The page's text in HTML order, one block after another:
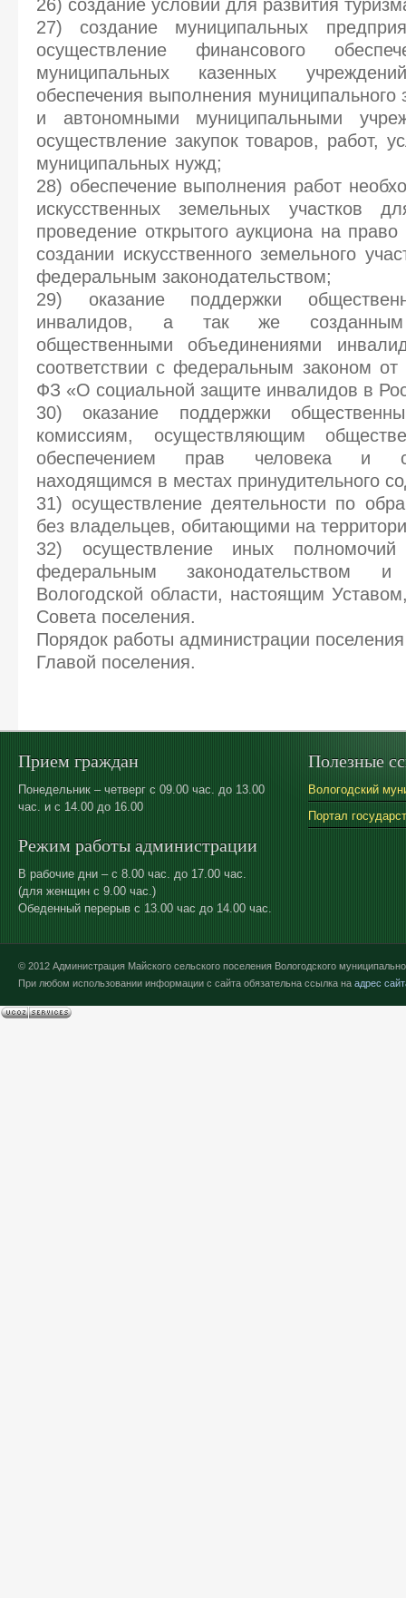
26) создание условий для развития
27) создание муниципальных
осуществление финансового
муниципальных казенных
обеспечения выполнения
и автономными муниципальными
осуществление закупок товаров, работ,
муниципальных нужд;
28) обеспечение выполнения работ
искусственных земельных участков
проведение открытого аукциона на
создании искусственного земельного
федеральным законодательством;
29) оказание поддержки
инвалидов, а так же созданным
общественными объединениями
соответствии с федеральным законом
ФЗ «О социальной защите инвалидов в
30) оказание поддержки
комиссиям, осуществляющим
обеспечением прав человека и
находящимся в местах принудительного
31) осуществление деятельности по
без владельцев, обитающими на
32) осуществление иных
федеральным законодательством и
Вологодской области, настоящим
Совета поселения.
Порядок работы администрации
Главой поселения.
Прием граждан
Понедельник – четверг с 09.00 час. до 13.00
час. и с 14.00 до 16.00
Режим работы администрации
В рабочие дни – с 8.00 час. до 17.00 час.
(для женщин с 9.00 час.)
Обеденный перерыв с 13.00 час до 14.00 час.
Полезные
Вологодский
Портал
© 2012 Администрация Майского сельского поселения Вологодского
При любом использовании информации с сайта обязательна ссылка на адрес